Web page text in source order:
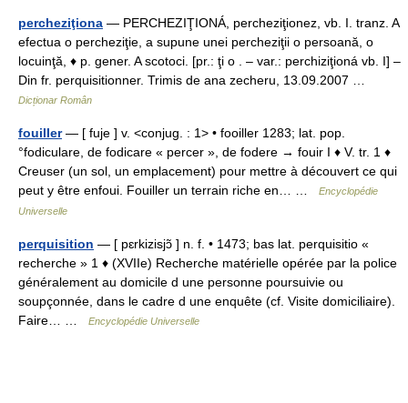
percheziţiona — PERCHEZIŢIONÁ, percheziţionez, vb. I. tranz. A
efectua o percheziţie, a supune unei percheziţii o persoană, o
locuinţă, ♦ p. gener. A scotoci. [pr.: ţi o . – var.: perchiziţioná vb. I] –
Din fr. perquisitionner. Trimis de ana zecheru, 13.09.2007 …
Dicționar Român
fouiller— [ fuje ] v. <conjug. : 1> • fooiller 1283; lat. pop.
°fodiculare, de fodicare « percer », de fodere → fouir I ♦ V. tr. 1 ♦
Creuser (un sol, un emplacement) pour mettre à découvert ce qui
peut y être enfoui. Fouiller un terrain riche en… …
Encyclopédie
Universelle
perquisition — [ pɛrkizisjɔ̃ ] n. f. • 1473; bas lat. perquisitio «
recherche » 1 ♦ (XVIIe) Recherche matérielle opérée par la police
généralement au domicile d une personne poursuivie ou
soupçonnée, dans le cadre d une enquête (cf. Visite domiciliaire).
Faire… …
Encyclopédie Universelle